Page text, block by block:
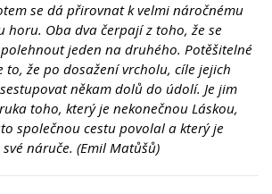
se dá přirovnat k velmi náročnému
horu. Oba dva čerpají z toho, že se
jeden na druhého. Potěšitelné
to, že po dosažení vrcholu, cíle jejich
někam dolů do údolí. Je jim
toho, který je nekonečnou Láskou,
společnou cestu povolal a který je
náruče. (Emil Matůšů)